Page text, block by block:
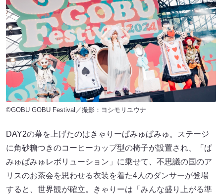
©GOBU GOBU Festival／撮影：ヨシモリユウナ
DAY2の幕を上げたのはきゃりーぱみゅぱみゅ。ステージ
に角砂糖つきのコーヒーカップ型の椅子が設置され、「ぱ
みゅぱみゅレボリューション」に乗せて、不思議の国のア
リスのお茶会を思わせる衣装を着た4人のダンサーが登場
すると、世界観が確立。きゃりーは「みんな盛り上がる準